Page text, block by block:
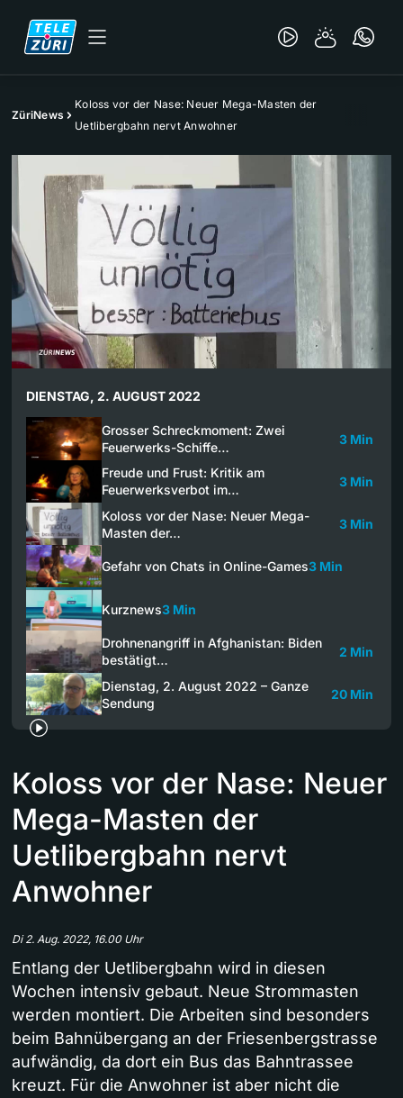
ZüriNews
Koloss vor der Nase: Neuer Mega-Masten der
Uetlibergbahn nervt Anwohner
DIENSTAG, 2. AUGUST 2022
Grosser Schreckmoment: Zwei
Feuerwerks-Schiffe…
3 Min
Freude und Frust: Kritik am
Feuerwerksverbot im…
3 Min
Koloss vor der Nase: Neuer Mega-
Masten der…
3 Min
Gefahr von Chats in Online-Games3 Min
Kurznews3 Min
Drohnenangriff in Afghanistan: Biden
bestätigt…
2 Min
Dienstag, 2. August 2022 – Ganze
Sendung
20 Min
Koloss vor der Nase: Neuer
Mega-Masten der
Uetlibergbahn nervt
Anwohner
Di 2. Aug. 2022, 16.00 Uhr
Entlang der Uetlibergbahn wird in diesen
Wochen intensiv gebaut. Neue Strommasten
werden montiert. Die Arbeiten sind besonders
beim Bahnübergang an der Friesenbergstrasse
aufwändig, da dort ein Bus das Bahntrassee
kreuzt. Für die Anwohner ist aber nicht die